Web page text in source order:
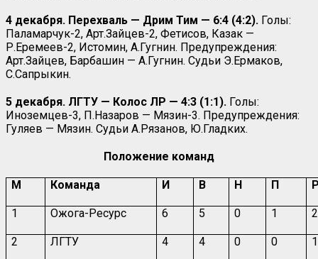
4 декабря. Перехваль — Дрим Тим — 6:4 (4:2). Голы:
Паламарчук-2, Арт.Зайцев-2, Фетисов, Казак —
Р.Еремеев-2, Истомин, А.Гугнин. Предупреждения:
Арт.Зайцев, Барбашин — А.Гугнин. Судьи Э.Ермаков,
С.Сапрыкин.
5 декабря. ЛГТУ — Колос ЛР — 4:3 (1:1). Голы:
Иноземцев-3, П.Назаров — Мязин-3. Предупреждения:
Гуляев — Мязин. Судьи А.Рязанов, Ю.Гладких.
Положение команд
М Команда И В Н П
1 Ожога-Ресурс 6 5 0 1
2 ЛГТУ 4 4 0 0